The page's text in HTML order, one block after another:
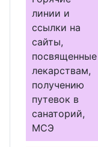
линии и
ссылки на
сайты,
посвященные
лекарствам,
получению
путевок в
санаторий,
МСЭ